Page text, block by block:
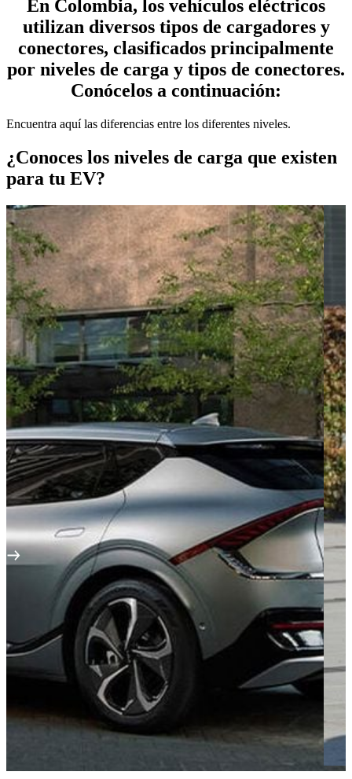
En Colombia, los vehículos eléctricos
utilizan diversos tipos de cargadores y
conectores, clasificados principalmente
por niveles de carga y tipos de conectores.
Conócelos a continuación:
Encuentra aquí las diferencias entre los diferentes niveles.
¿Conoces los niveles de carga que existen
para tu EV?